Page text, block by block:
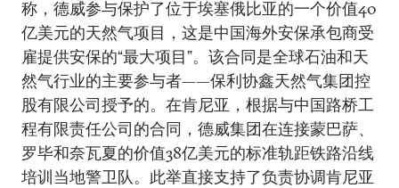
称，德威参与保护了位于埃塞俄比亚的一个价值40
亿美元的天然气项目，这是中国海外安保承包商受
雇提供安保的“最大项目”。该合同是全球石油和天
然气行业的主要参与者——保利协鑫天然气集团控
股有限公司授予的。在肯尼亚，根据与中国路桥工
程有限责任公司的合同，德威集团在连接蒙巴萨、
罗毕和奈瓦夏的价值38亿美元的标准轨距铁路沿线
培训当地警卫队。此举直接支持了负责协调肯尼亚